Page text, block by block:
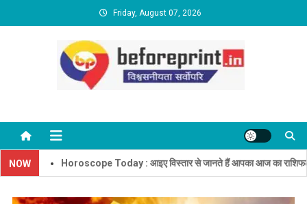
to
Friday, August 07, 2026
NOW Horoscope Today : आइए विस्तार से जानते हैं आपका आज का राशिफल